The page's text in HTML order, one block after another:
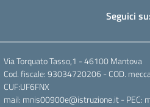
Seguici su:
Via Torquato Tasso,1 - 46100 Mantova
Cod. fiscale: 93034720206 - COD.
CUF:UF6FNX
mail: mnis00900e@istruzione.it - PEC: